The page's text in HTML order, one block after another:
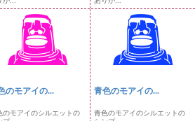
のモアイの...
のモアイのシルエットの
青色のモアイの...
青色のモアイのシルエットの